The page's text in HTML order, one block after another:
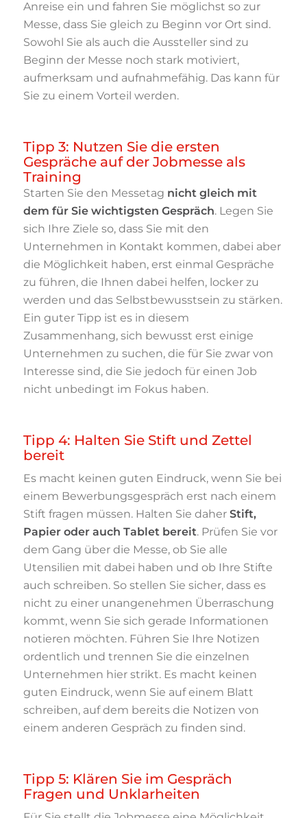
Anreise ein und fahren Sie möglichst so zur
Messe, dass Sie gleich zu Beginn vor Ort sind.
Sowohl Sie als auch die Aussteller sind zu
Beginn der Messe noch stark motiviert,
aufmerksam und aufnahmefähig. Das kann für
Sie zu einem Vorteil werden.
Tipp 3: Nutzen Sie die ersten
Gespräche auf der Jobmesse als
Training
Starten Sie den Messetag nicht gleich mit
dem für Sie wichtigsten Gespräch. Legen Sie
sich Ihre Ziele so, dass Sie mit den
Unternehmen in Kontakt kommen, dabei aber
die Möglichkeit haben, erst einmal Gespräche
zu führen, die Ihnen dabei helfen, locker zu
werden und das Selbstbewusstsein zu stärken.
Ein guter Tipp ist es in diesem
Zusammenhang, sich bewusst erst einige
Unternehmen zu suchen, die für Sie zwar von
Interesse sind, die Sie jedoch für einen Job
nicht unbedingt im Fokus haben.
Tipp 4: Halten Sie Stift und Zettel
bereit
Es macht keinen guten Eindruck, wenn Sie bei
einem Bewerbungsgespräch erst nach einem
Stift fragen müssen. Halten Sie daher Stift,
Papier oder auch Tablet bereit. Prüfen Sie vor
dem Gang über die Messe, ob Sie alle
Utensilien mit dabei haben und ob Ihre Stifte
auch schreiben. So stellen Sie sicher, dass es
nicht zu einer unangenehmen Überraschung
kommt, wenn Sie sich gerade Informationen
notieren möchten. Führen Sie Ihre Notizen
ordentlich und trennen Sie die einzelnen
Unternehmen hier strikt. Es macht keinen
guten Eindruck, wenn Sie auf einem Blatt
schreiben, auf dem bereits die Notizen von
einem anderen Gespräch zu finden sind.
Tipp 5: Klären Sie im Gespräch
Fragen und Unklarheiten